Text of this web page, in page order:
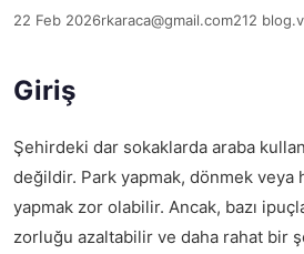
22 Feb 2026rkaraca@gmail.com212
Giriş
Şehirdeki dar sokaklarda araba
değildir. Park yapmak, dönmek veya
yapmak zor olabilir. Ancak, bazı
zorluğu azaltabilir ve daha rahat bir